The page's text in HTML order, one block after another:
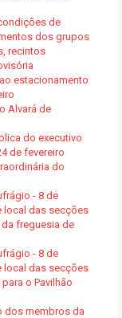
de
dos grupos
recintos
estacionamento
Alvará de
do executivo
de fevereiro
do
- 8 de
local das secções
freguesia de
- 8 de
local das secções
o Pavilhão
dos membros da